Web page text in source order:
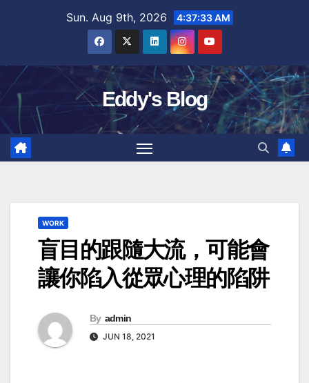
Sun. Aug 9th, 2026 4:37:34 AM
Eddy's Blog
WORK
盲目的跟隨大流，可能會
讓你陷入從眾心理的陷阱
By admin
JUN 18, 2021